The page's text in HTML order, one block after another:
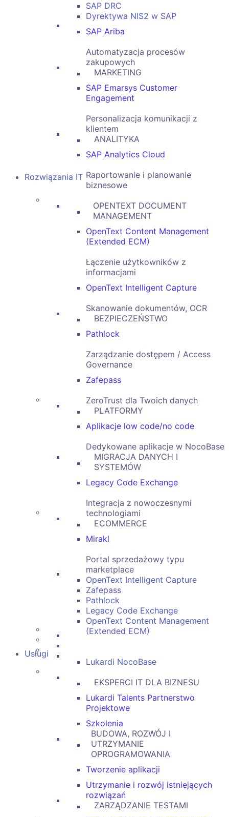
SAP DRC
Dyrektywa NIS2 w SAP
SAP Ariba
Automatyzacja procesów
zakupowych
MARKETING
SAP Emarsys Customer
Engagement
Personalizacja komunikacji z
klientem
ANALITYKA
SAP Analytics Cloud
Raportowanie i planowanie
biznesowe
Rozwiązania IT
OPENTEXT DOCUMENT
MANAGEMENT
OpenText Content Management
(Extended ECM)
Łączenie użytkowników z
informacjami
OpenText Intelligent Capture
Skanowanie dokumentów, OCR
BEZPIECZEŃSTWO
Pathlock
Zarządzanie dostępem / Access
Governance
Zafepass
ZeroTrust dla Twoich danych
PLATFORMY
Aplikacje low code/no code
Dedykowane aplikacje w NocoBase
MIGRACJA DANYCH I
SYSTEMÓW
Legacy Code Exchange
Integracja z nowoczesnymi
technologiami
ECOMMERCE
Mirakl
Portal sprzedażowy typu
marketplace
OpenText Intelligent Capture
Zafepass
Pathlock
Legacy Code Exchange
OpenText Content Management
(Extended ECM)
Lukardi NocoBase
Usługi
EKSPERCI IT DLA BIZNESU
Lukardi Talents Partnerstwo
Projektowe
Szkolenia
BUDOWA, ROZWÓJ I
UTRZYMANIE
OPROGRAMOWANIA
Tworzenie aplikacji
Utrzymanie i rozwój istniejących
rozwiązań
ZARZĄDZANIE TESTAMI